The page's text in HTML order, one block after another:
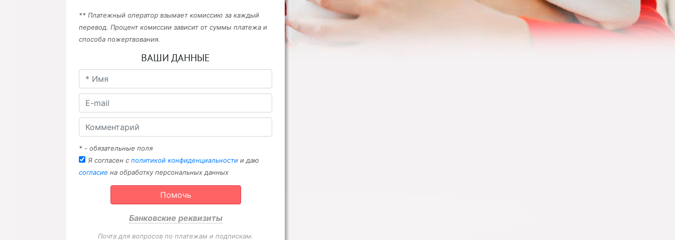
** Платежный оператор взымает комиссию за каждый
перевод. Процент комиссии зависит от суммы платежа и
способа пожертвования.
ВАШИ ДАННЫЕ
* - обязательные поля
Я согласен с политикой конфиденциальности и даю
согласие на обработку персональных данных
Помочь
Банковские реквизиты
Почта для вопросов по платежам и подпискам.